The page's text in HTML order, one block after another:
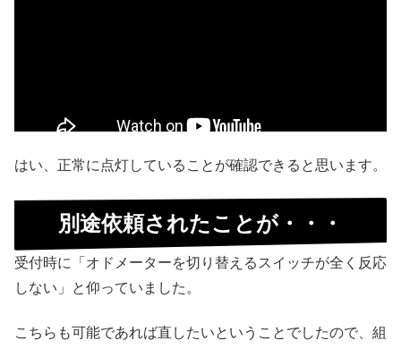
はい、正常に点灯していることが確認できると思います。
別途依頼されたことが・・・
受付時に「オドメーターを切り替えるスイッチが全く反応
しない」と仰っていました。
こちらも可能であれば直したいということでしたので、組